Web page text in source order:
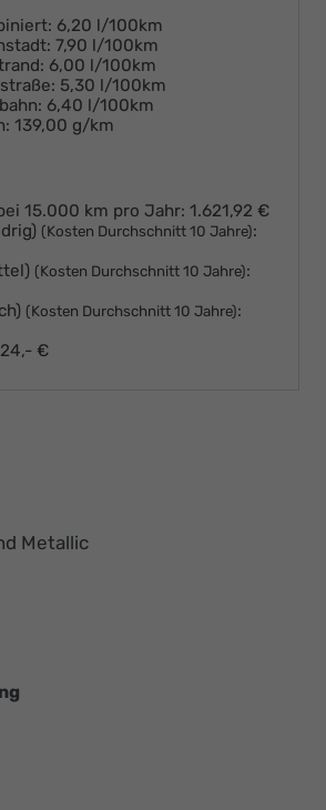
6,20 l/100km
7,90 l/100km
6,00 l/100km
5,30 l/100km
6,40 l/100km
139,00 g/km
15.000 km pro Jahr: 1.621,92 €
(Kosten Durchschnitt 10 Jahre):
(Kosten Durchschnitt 10 Jahre):
(Kosten Durchschnitt 10 Jahre):
€
Metallic